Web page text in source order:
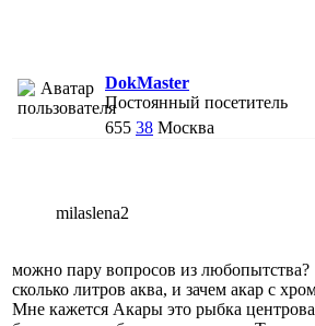
DokMaster
Постоянный посетитель
655 38 Москва
milaslena2
можно пару вопросов из любопытства?
сколько литров аква, и зачем акар с
Мне кажется Акары это рыбка